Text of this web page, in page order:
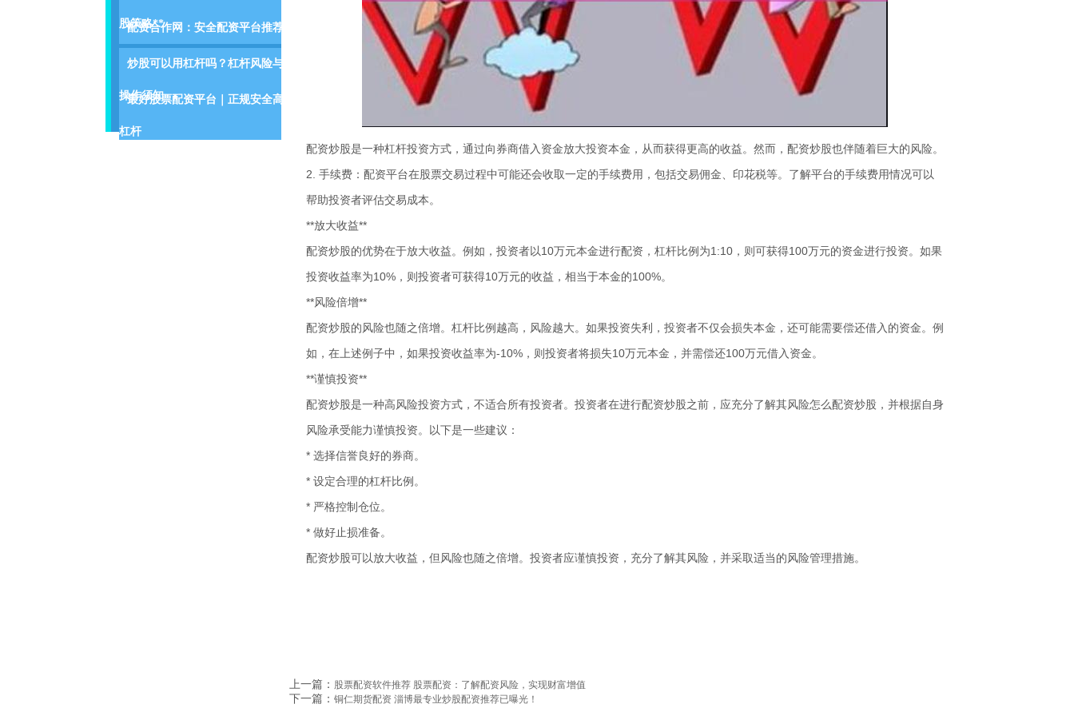
股策略**
配资合作网：安全配资平台推荐
炒股可以用杠杆吗？杠杆风险与
操作须知
最好股票配资平台｜正规安全高
杠杆
配资炒股是一种杠杆投资方式，通过向券商借入资金放大投资本金，从而获得更高的收益。然而，配资炒股也伴随着巨大的风险。
2. 手续费：配资平台在股票交易过程中可能还会收取一定的手续费用，包括交易佣金、印花税等。了解平台的手续费用情况可以
帮助投资者评估交易成本。
**放大收益**
配资炒股的优势在于放大收益。例如，投资者以10万元本金进行配资，杠杆比例为1:10，则可获得100万元的资金进行投资。如果
投资收益率为10%，则投资者可获得10万元的收益，相当于本金的100%。
**风险倍增**
配资炒股的风险也随之倍增。杠杆比例越高，风险越大。如果投资失利，投资者不仅会损失本金，还可能需要偿还借入的资金。例
如，在上述例子中，如果投资收益率为-10%，则投资者将损失10万元本金，并需偿还100万元借入资金。
**谨慎投资**
配资炒股是一种高风险投资方式，不适合所有投资者。投资者在进行配资炒股之前，应充分了解其风险怎么配资炒股，并根据自身
风险承受能力谨慎投资。以下是一些建议：
* 选择信誉良好的券商。
* 设定合理的杠杆比例。
* 严格控制仓位。
* 做好止损准备。
配资炒股可以放大收益，但风险也随之倍增。投资者应谨慎投资，充分了解其风险，并采取适当的风险管理措施。
上一篇： 股票配资软件推荐 股票配资：了解配资风险，实现财富增值
下一篇： 铜仁期货配资 淄博最专业炒股配资推荐已曝光！